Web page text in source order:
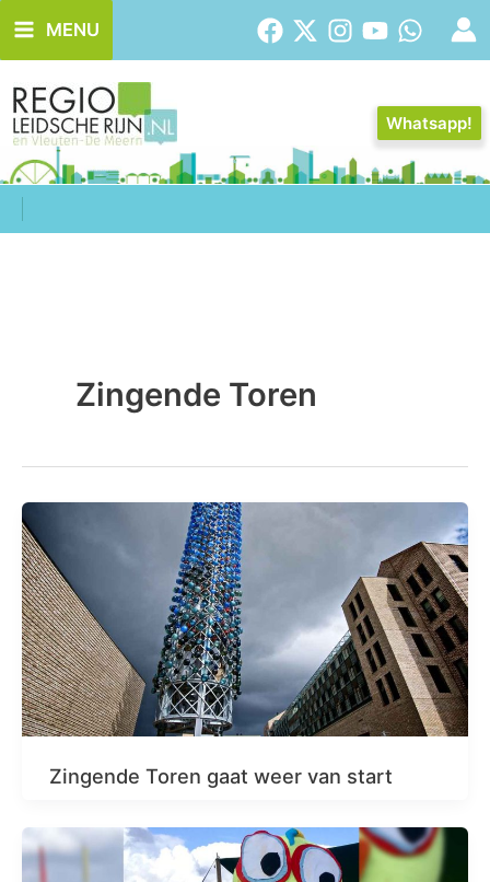
naar
de
inhoud
MENU
Whatsapp!
Zingende Toren
Zingende Toren gaat weer van start